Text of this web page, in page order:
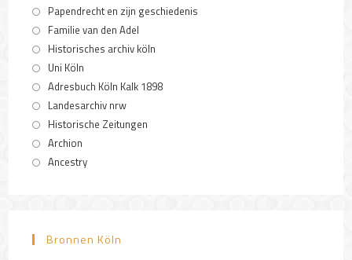
Papendrecht en zijn geschiedenis
Familie van den Adel
Historisches archiv köln
Uni Köln
Adresbuch Köln Kalk 1898
Landesarchiv nrw
Historische Zeitungen
Archion
Ancestry
Bronnen Köln